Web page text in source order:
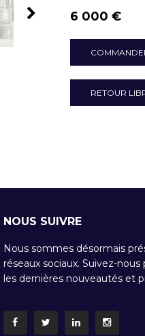
6 000 €
RETOUR
NOUS SUIVRE
Nous sommes désormais
réseaux sociaux. Suivez-
les dernières nouveautés et